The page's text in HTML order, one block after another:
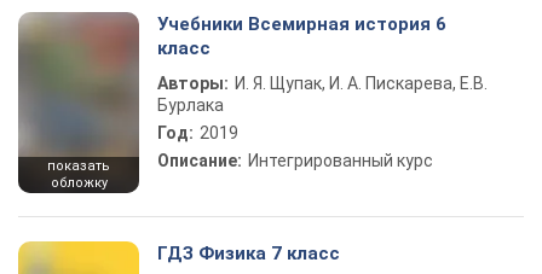
показать
обложку
Учебники Всемирная история 6
класс
Авторы: И. Я. Щупак, И. А. Пискарева, Е.В.
Бурлака
Год: 2019
Описание: Интегрированный курс
ГДЗ Физика 7 класс